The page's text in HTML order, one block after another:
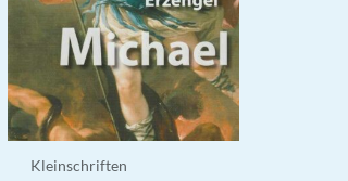
Kleinschriften